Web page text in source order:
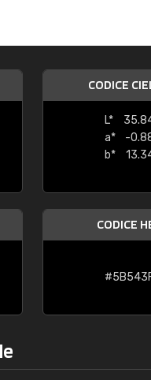
CODICE
L*
a*
-
b*
CODICE
"buon servizio"